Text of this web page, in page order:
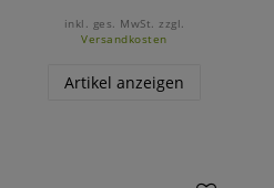
inkl. ges. MwSt. zzgl.
Versandkosten
Artikel anzeigen